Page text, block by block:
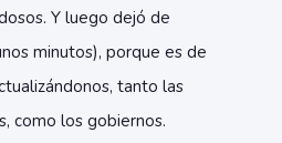
Y luego dejó de
minutos), porque es de
tanto las
como los gobiernos.